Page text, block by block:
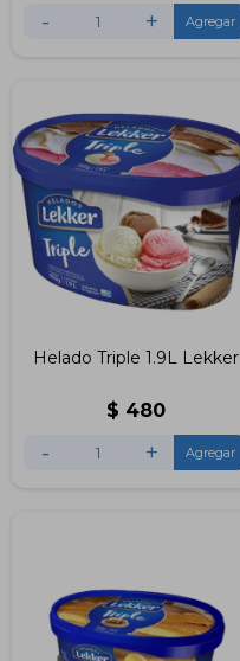
- +
Helado Triple 1.9L Lekker
$ 480
- +